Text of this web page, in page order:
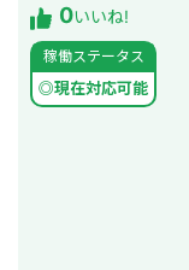
0いいね!
稼働ステータス
◎現在対応可能